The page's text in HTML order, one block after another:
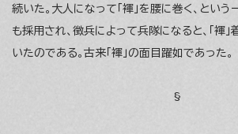
続いた。大人になって「褌」を腰に巻く、とい
も採用され、徴兵によって兵隊になると、「褌
いたのである。古来「褌」の面目躍如であった。
§